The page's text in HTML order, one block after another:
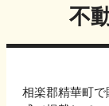
不
相楽郡精華町